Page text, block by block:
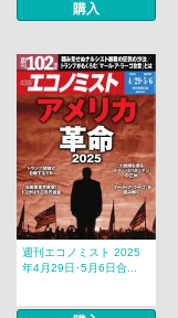
購入
週刊エコノミスト 2025
年4月29日･5月6日合...